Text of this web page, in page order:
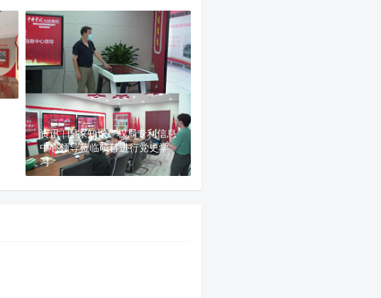
资讯 | 国家知识产权局专利信息
中心领导莅临萌科进行党史学
习